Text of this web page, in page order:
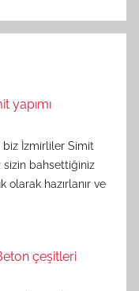
yapımı
biz İzmirliler Simit
bahsettiğiniz
olarak hazırlanır ve
çeşitleri